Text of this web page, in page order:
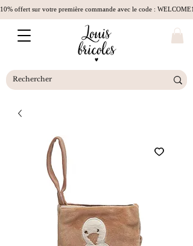
10% offert sur votre première commande avec le code :